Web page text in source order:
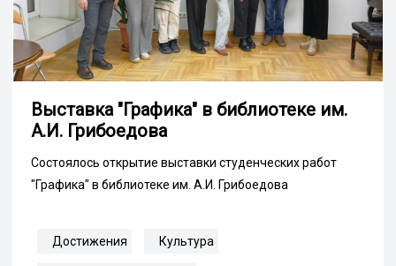
Выставка "Графика" в библиотеке им.
А.И. Грибоедова
Состоялось открытие выставки студенческих работ
"Графика" в библиотеке им. А.И. Грибоедова
Достижения Культура